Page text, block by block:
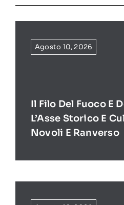
Agosto 10, 2026
Il Filo Del Fuoco E
L’Asse Storico E
Novoli E Ranverso